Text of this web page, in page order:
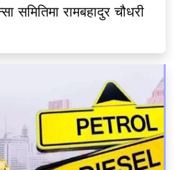
समितिमा रामबहादुर चौधरी